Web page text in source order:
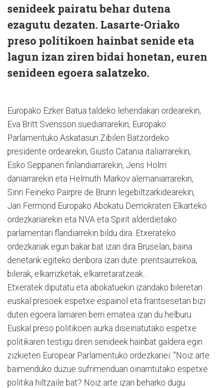
senideek pairatu behar dutena
ezagutu dezaten. Lasarte-Oriako
preso politikoen hainbat senide eta
lagun izan ziren bidai honetan, euren
senideen egoera salatzeko.
Europako Ezker Batua taldeko lehendakari ordearekin,
Eva Britt Svensson suediarrarekin, Europako
Parlamentuko Askatasun Zibilen Batzordeko
presidente ordearekin, Giusto Catania italiarrarekin,
Esko Seppanen finlandiarrarekin, Jens Holm
daniarrarekin eta Helmuth Markov alemaniarrarekin,
Sinn Feineko Pairpre de Brunn legebiltzarkidearekin,
Jan Fermond Europako Abokatu Demokraten Elkarteko
ordezkariarekin eta NVA eta Spirit alderdietako
parlamentari flandiarrekin bildu dira. Etxerateko
ordezkariak egun bakar bat izan dira Bruselan, baina
denetarik egiteko denbora izan dute: prentsaurrekoa,
bilerak, elkarrizketak, elkarretaratzeak...
Etxeratek diputatu eta abokatuekin izandako bileretan
euskal presoek espetxe espainol eta frantsesetan bizi
duten egoera larriaren berri ematea izan du helburu.
Euskal preso politikoen aurka diseinatutako espetxe
politikaren testigu diren senideek hainbat galdera egin
zizkieten Europear Parlamentuko ordezkariei: "Noiz arte
baimenduko duzue sufrimenduan oinarritutako espetxe
politika hiltzaile bat? Noiz arte izan beharko dugu